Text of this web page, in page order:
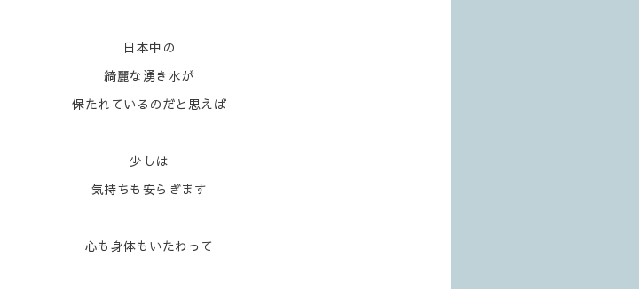
日本中の
綺麗な湧き水が
保たれているのだと思えば
少しは
気持ちも安らぎます
心も身体もいたわって